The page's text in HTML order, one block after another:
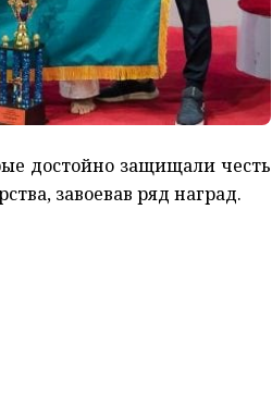
достойно защищали честь
завоевав ряд наград.